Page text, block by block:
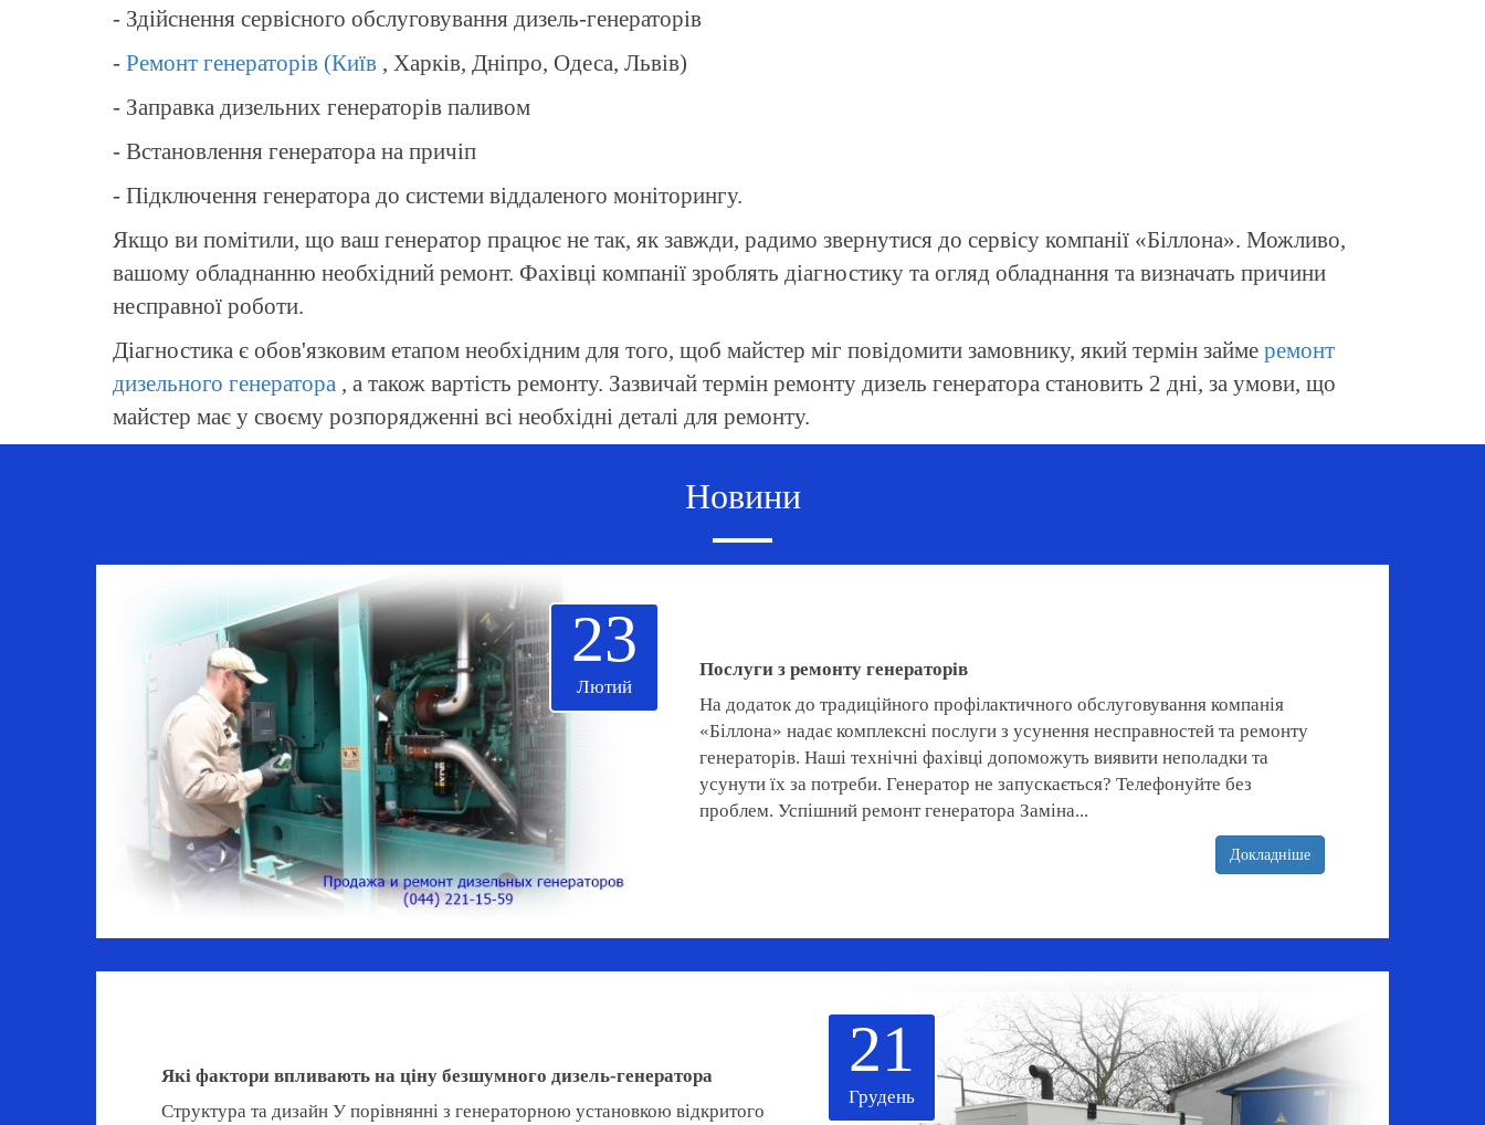
- Здійснення сервісного обслуговування дизель-генераторів
- Ремонт генераторів (Київ , Харків, Дніпро, Одеса, Львів)
- Заправка дизельних генераторів паливом
- Встановлення генератора на причіп
- Підключення генератора до системи віддаленого моніторингу.
Якщо ви помітили, що ваш генератор працює не так, як завжди, радимо звернутися до сервісу компанії «Біллона». Можливо,
вашому обладнанню необхідний ремонт. Фахівці компанії зроблять діагностику та огляд обладнання та визначать причини
несправної роботи.
Діагностика є обов'язковим етапом необхідним для того, щоб майстер міг повідомити замовнику, який термін займе ремонт
дизельного генератора , а також вартість ремонту. Зазвичай термін ремонту дизель генератора становить 2 дні, за умови, що
майстер має у своєму розпорядженні всі необхідні деталі для ремонту.
Новини
Послуги з ремонту генераторів
На додаток до традиційного профілактичного обслуговування компанія
«Біллона» надає комплексні послуги з усунення несправностей та ремонту
генераторів. Наші технічні фахівці допоможуть виявити неполадки та
усунути їх за потреби. Генератор не запускається? Телефонуйте без
проблем. Успішний ремонт генератора Заміна...
Докладніше
23
Лютий
Які фактори впливають на ціну безшумного дизель-генератора
Структура та дизайн У порівнянні з генераторною установкою відкритого
21
Грудень